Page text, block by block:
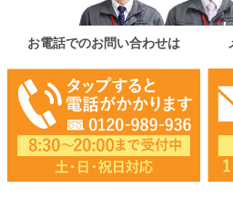
お電話でのお問い合わせは